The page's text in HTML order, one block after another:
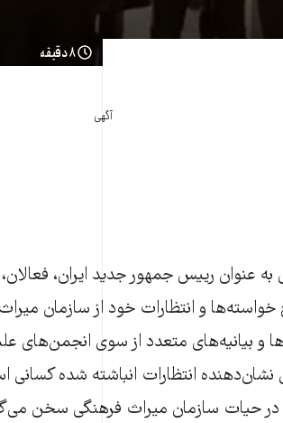
۸ دقیقه
آگهی
عنوان رییس جمهور جدید ایران،
و انتظارات خود از سازمان
و بیانیه‌های متعدد از سوی
انتظارات انباشته شده کسانی
در حیات سازمان میراث فرهنگی سخن